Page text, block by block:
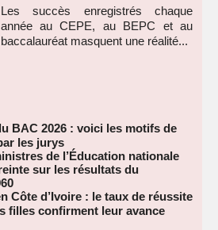
Les succès enregistrés chaque
année au CEPE, au BEPC et au
baccalauréat masquent une réalité...
BAC 2026 : voici les motifs de
les jurys
de l’Éducation nationale
sur les résultats du
Côte d’Ivoire : le taux de réussite
filles confirment leur avance